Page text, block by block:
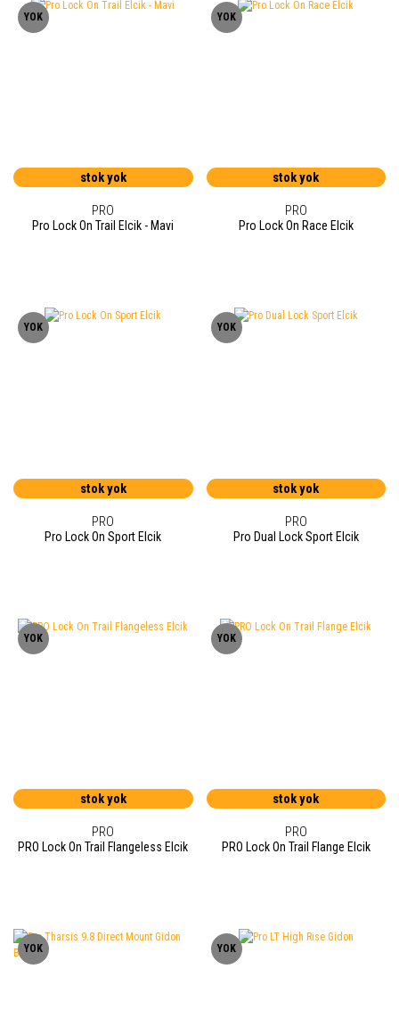
YOK
stok yok
PRO
Pro Lock On Trail Elcik - Mavi
YOK
stok yok
PRO
Pro Lock On Race Elcik
YOK
stok yok
PRO
Pro Lock On Sport Elcik
YOK
stok yok
PRO
Pro Dual Lock Sport Elcik
YOK
stok yok
PRO
PRO Lock On Trail Flangeless Elcik
YOK
stok yok
PRO
PRO Lock On Trail Flange Elcik
YOK YOK